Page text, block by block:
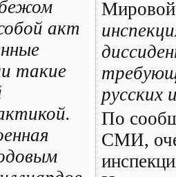
акт
такие
русских
По
СМИ,